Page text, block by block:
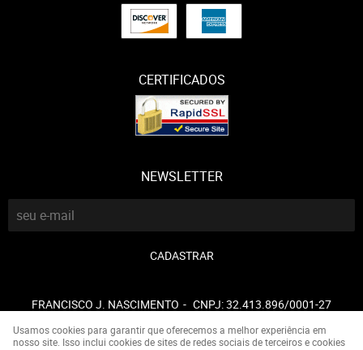
CERTIFICADOS
NEWSLETTER
CADASTRAR
FRANCISCO J. NASCIMENTO CNPJ: 32.413.896/0001-27
Usamos cookies para garantir que oferecemos a melhor experiência em
nosso site. Isso inclui cookies de sites de redes sociais de terceiros e cookies